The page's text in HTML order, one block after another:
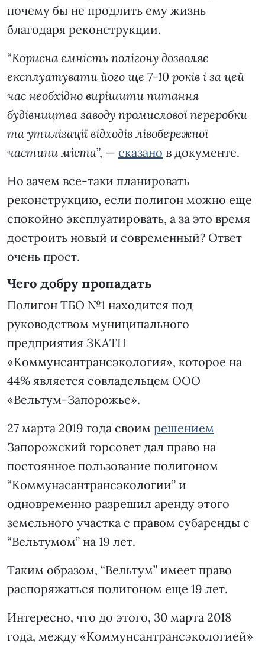
почему бы не продлить ему жизнь
благодаря реконструкции.
“Корисна ємність полігону дозволяє
експлуатувати його ще 7-10 років і за цей
час необхідно вирішити питання
будівництва заводу промислової переробки
та утилізації відходів лівобережної
частини міста”, — сказано в документе.
Но зачем все-таки планировать
реконструкцию, если полигон можно еще
спокойно эксплуатировать, а за это время
достроить новый и современный? Ответ
очень прост.
Чего добру пропадать
Полигон ТБО №1 находится под
руководством муниципального
предприятия ЗКАТП
«Коммунсантрансэкология», которое на
44% является совладельцем ООО
«Вельтум-Запорожье».
27 марта 2019 года своим решением
Запорожский горсовет дал право на
постоянное пользование полигоном
“Коммунасантрансэкологии” и
одновременно разрешил аренду этого
земельного участка с правом субаренды с
“Вельтумом” на 19 лет.
Таким образом, “Вельтум” имеет право
распоряжаться полигоном еще 19 лет.
Интересно, что до этого, 30 марта 2018
года, между «Коммунсантрансэкологией»